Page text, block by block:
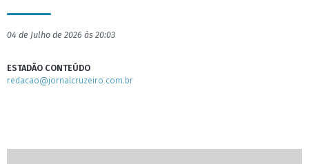
04 de Julho de 2026 às 20:03
ESTADÃO CONTEÚDO
redacao@jornalcruzeiro.com.br